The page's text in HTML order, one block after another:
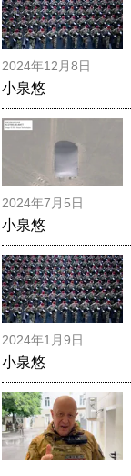
2024年12月8日
小泉悠
2024年7月5日
小泉悠
2024年1月9日
小泉悠